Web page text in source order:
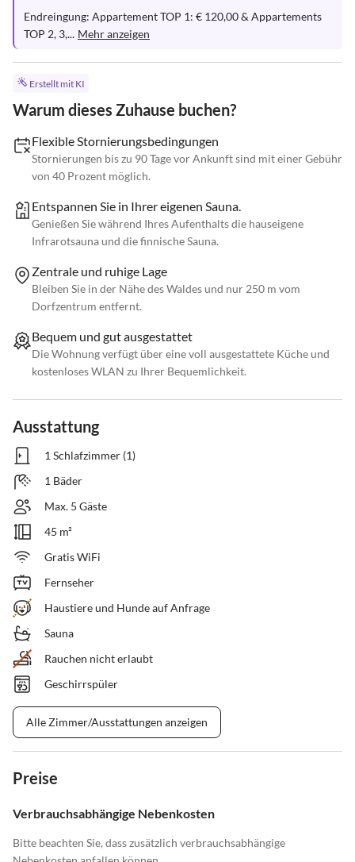
Endreingung: Appartement TOP 1: € 120,00 & Appartements
TOP 2, 3,... Mehr anzeigen
Erstellt mit KI
Warum dieses Zuhause buchen?
Flexible Stornierungsbedingungen
Stornierungen bis zu 90 Tage vor Ankunft sind mit einer Gebühr
von 40 Prozent möglich.
Entspannen Sie in Ihrer eigenen Sauna.
Genießen Sie während Ihres Aufenthalts die hauseigene
Infrarotsauna und die finnische Sauna.
Zentrale und ruhige Lage
Bleiben Sie in der Nähe des Waldes und nur 250 m vom
Dorfzentrum entfernt.
Bequem und gut ausgestattet
Die Wohnung verfügt über eine voll ausgestattete Küche und
kostenloses WLAN zu Ihrer Bequemlichkeit.
Ausstattung
1 Schlafzimmer (1)
1 Bäder
Max. 5 Gäste
45 m²
Gratis WiFi
Fernseher
Haustiere und Hunde auf Anfrage
Sauna
Rauchen nicht erlaubt
Geschirrspüler
Alle Zimmer/Ausstattungen anzeigen
Preise
Verbrauchsabhängige Nebenkosten
Bitte beachten Sie, dass zusätzlich verbrauchsabhängige